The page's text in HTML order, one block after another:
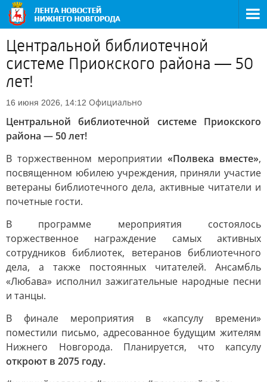
Центральной библиотечной
системе Приокского района — 50
лет!
16 июня 2026, 14:12 Официально
Центральной библиотечной системе Приокского
района — 50 лет!
В торжественном мероприятии «Полвека вместе»,
посвященном юбилею учреждения, приняли участие
ветераны библиотечного дела, активные читатели и
почетные гости.
В программе мероприятия состоялось
торжественное награждение самых активных
сотрудников библиотек, ветеранов библиотечного
дела, а также постоянных читателей. Ансамбль
«Любава» исполнил зажигательные народные песни
и танцы.
В финале мероприятия в «капсулу времени»
поместили письмо, адресованное будущим жителям
Нижнего Новгорода. Планируется, что капсулу
откроют в 2075 году.